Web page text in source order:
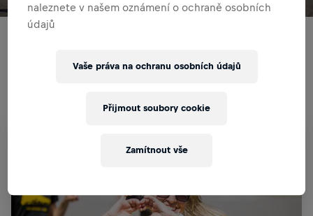
yourself? Join thousands worldwide in this unique global
spinal cord injury. Let's run for those who can't!
naleznete v našem oznámení o ochraně osobních
údajů
Vaše práva na ochranu osobních údajů
Zamítnout vše
Přijmout soubory cookie